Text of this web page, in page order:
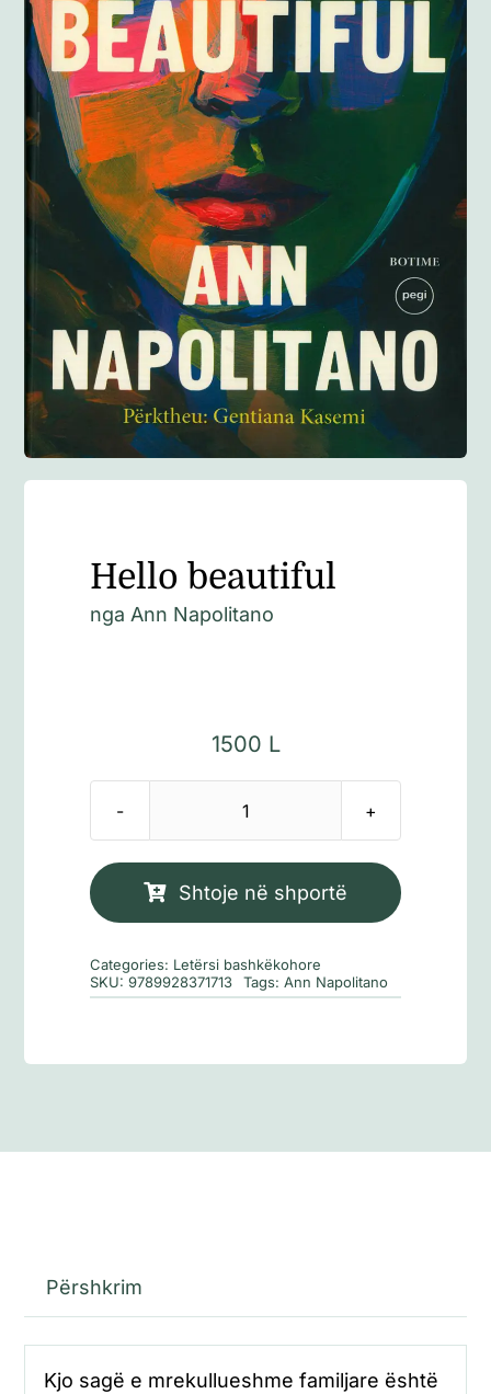
Anglisht
Ditarë
Evente
Blog
Hello beautiful
nga Ann Napolitano
1500 L
Sasi
beautiful
Shtoje në shportë
Categories: Letërsi bashkëkohore
SKU:9789928371713 Tags:Ann Napolitano
Përshkrim
Kjo sagë e mrekullueshme familjare është